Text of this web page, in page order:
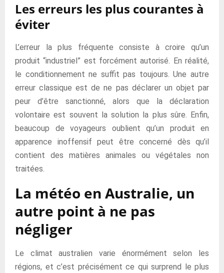
Les erreurs les plus courantes à
éviter
L’erreur la plus fréquente consiste à croire qu’un
produit “industriel” est forcément autorisé. En réalité,
le conditionnement ne suffit pas toujours. Une autre
erreur classique est de ne pas déclarer un objet par
peur d’être sanctionné, alors que la déclaration
volontaire est souvent la solution la plus sûre. Enfin,
beaucoup de voyageurs oublient qu’un produit en
apparence inoffensif peut être concerné dès qu’il
contient des matières animales ou végétales non
traitées.
La météo en Australie, un
autre point à ne pas
négliger
Le climat australien varie énormément selon les
régions, et c’est précisément ce qui surprend le plus